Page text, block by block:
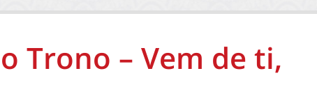
Trono – Vem de ti,